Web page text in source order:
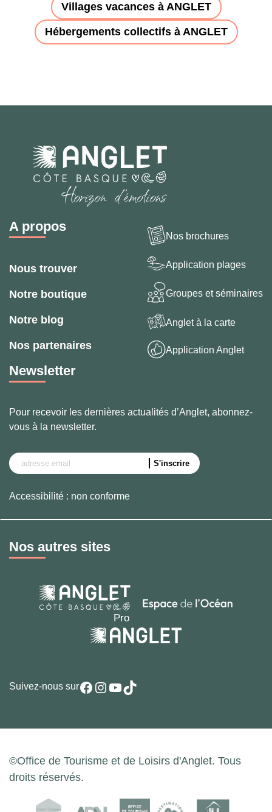
Villages vacances à ANGLET
Hébergements collectifs à ANGLET
A propos
Nous trouver
Notre boutique
Notre blog
Nos partenaires
Nos brochures
Application plages
Groupes et séminaires
Anglet à la carte
Application Anglet
Newsletter
Pour recevoir les dernières actualités d’Anglet, abonnez-
vous à la newsletter.
Accessibilité : non conforme
Nos autres sites
Suivez-nous surFacebook
Instagram
YouTube
TikTok
©Office de Tourisme et de Loisirs d'Anglet. Tous
droits réservés.